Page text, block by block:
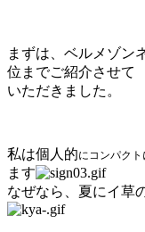
まずは、ベルメゾン
位までご紹介させて
いただきました。
私は個人的にコンパク
ます
なぜなら、夏にイ草